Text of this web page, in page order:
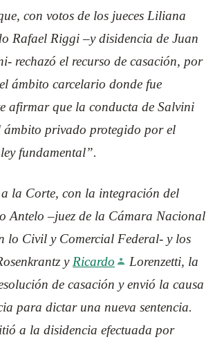
con votos de los jueces Liliana
Rafael Riggi –y disidencia de Juan
rechazó el recurso de casación, por
ámbito carcelario donde fue
afirmar que la conducta de Salvini
ámbito privado protegido por el
fundamental”.
la Corte, con la integración del
Antelo –juez de la Cámara Nacional
lo Civil y Comercial Federal- y los
y Ricardo
Lorenzetti, la
de casación y envió la causa
para dictar una nueva sentencia.
a la disidencia efectuada por